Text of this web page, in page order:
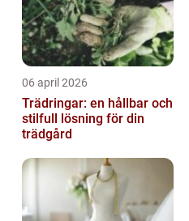
06 april 2026
Trädringar: en hållbar och
stilfull lösning för din
trädgård